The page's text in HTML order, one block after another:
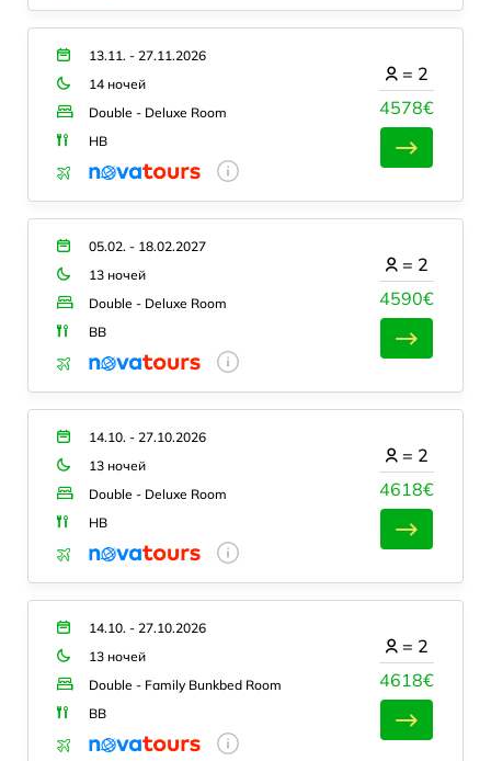
13.11. - 27.11.2026
14 ночей
Double - Deluxe Room
HB
4578€
= 2
05.02. - 18.02.2027
13 ночей
Double - Deluxe Room
BB
4590€
= 2
14.10. - 27.10.2026
13 ночей
Double - Deluxe Room
HB
4618€
= 2
14.10. - 27.10.2026
13 ночей
Double - Family Bunkbed Room
BB
4618€
= 2